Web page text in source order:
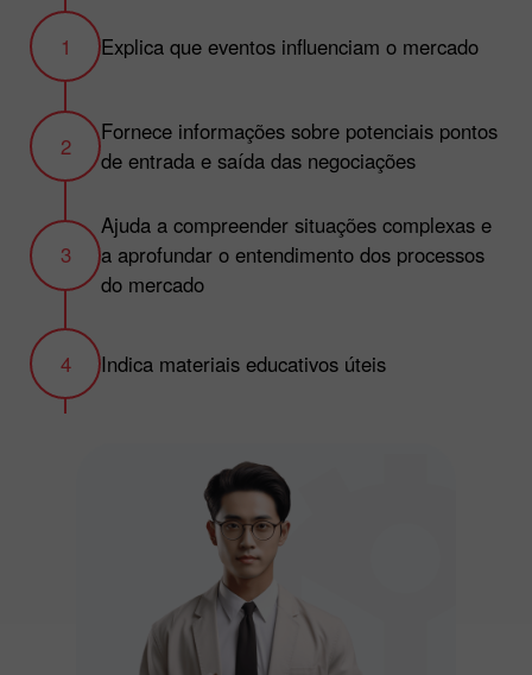
Explica que eventos influenciam o mercado
Fornece informações sobre potenciais pontos
de entrada e saída das negociações
Ajuda a compreender situações complexas e
a aprofundar o entendimento dos processos
do mercado
Indica materiais educativos úteis